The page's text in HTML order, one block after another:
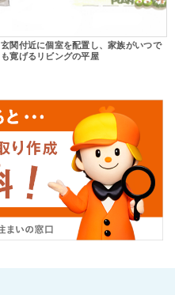
玄関付近に個室を配置し、家族がいつで
も寛げるリビングの平屋